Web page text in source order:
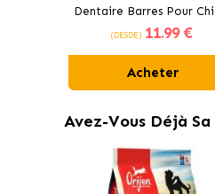
Dentaire Barres Pour
Moyens 10-25 kg
(DESDE) 11.99 €
Acheter
Avez-Vous Déjà